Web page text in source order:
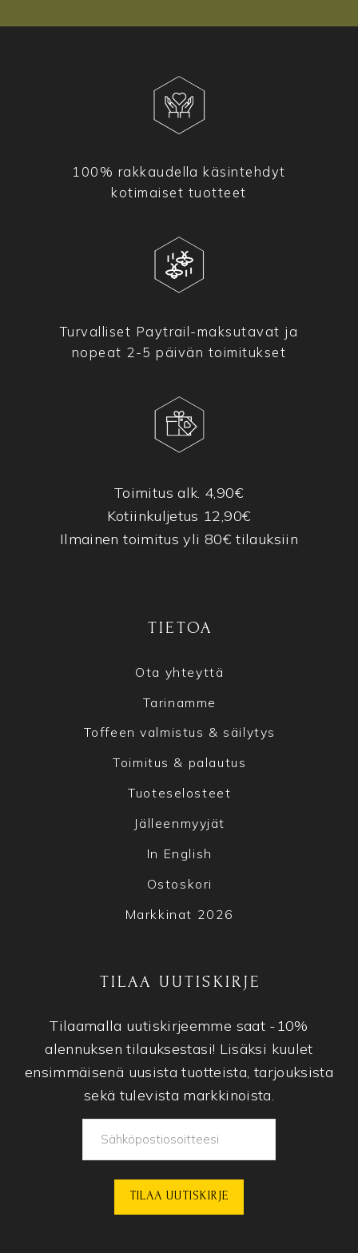
100% rakkaudella käsintehdyt
kotimaiset tuotteet
Turvalliset Paytrail-maksutavat ja
nopeat 2-5 päivän toimitukset
Toimitus alk. 4,90€
Kotiinkuljetus 12,90€
Ilmainen toimitus yli 80€ tilauksiin
TIETOA
Ota yhteyttä
Tarinamme
Toffeen valmistus & säilytys
Toimitus & palautus
Tuoteselosteet
Jälleenmyyjät
In English
Ostoskori
Markkinat 2026
TILAA UUTISKIRJE
Tilaamalla uutiskirjeemme saat -10%
alennuksen tilauksestasi! Lisäksi kuulet
ensimmäisenä uusista tuotteista, tarjouksista
sekä tulevista markkinoista.